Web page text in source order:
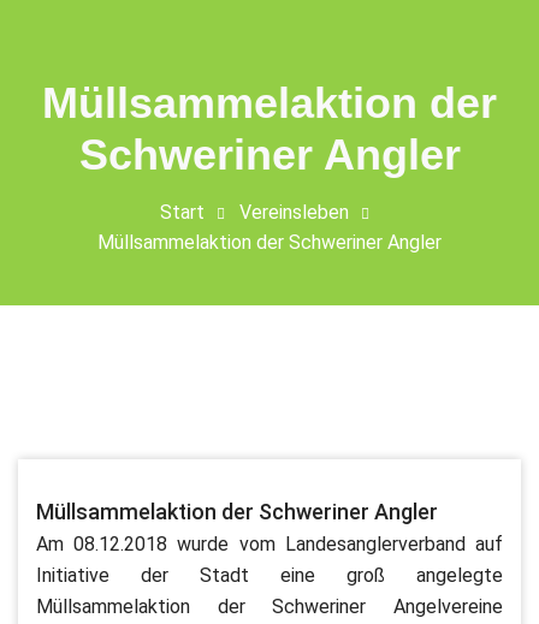
Müllsammelaktion der
Schweriner Angler
Start
Vereinsleben
Müllsammelaktion der Schweriner Angler
Müllsammelaktion der Schweriner Angler
Am 08.12.2018 wurde vom Landesanglerverband auf
Initiative der Stadt eine groß angelegte
Müllsammelaktion der Schweriner Angelvereine